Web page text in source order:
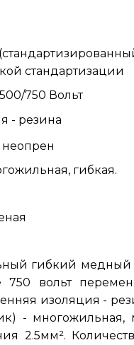
стандартизации
750 Вольт
- резина
гибкая.
гибкий медный
вольт
изоляция -
- многожильная,
2.5мм².